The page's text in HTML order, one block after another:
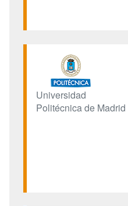
Universidad
Politécnica de Madrid